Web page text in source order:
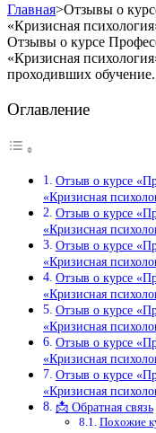
Главная>Отзывы о
«Кризисная
Отзывы о курсе
«Кризисная
проходивших обучение.
Оглавление
Отзыв о курсе
«Кризисная
Отзыв о курсе
«Кризисная
Отзыв о курсе
«Кризисная
Отзыв о курсе
«Кризисная
Отзыв о курсе
«Кризисная
Отзыв о курсе
«Кризисная
Отзыв о курсе
«Кризисная
📩 Обратная связь
Похожие